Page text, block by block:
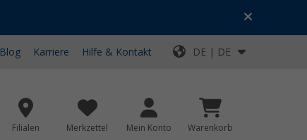
Top-Deals für dein Abenteuer!
Blog Karriere Hilfe & Kontakt DE | DE
Filialen Merkzettel Mein Konto Warenkorb